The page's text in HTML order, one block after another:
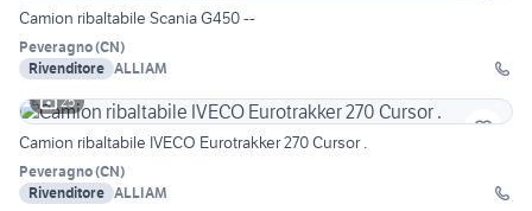
Camion ribaltabile Scania G450 --
Peveragno(CN)
Rivenditore ALLIAM
25
Camion ribaltabile IVECO Eurotrakker 270 Cursor .
Peveragno(CN)
Rivenditore ALLIAM